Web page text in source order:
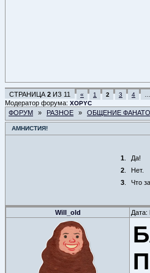
СТРАНИЦА 2 ИЗ 11 « 1 2 3 4
Модератор форума: XOPYC
ФОРУМ » РАЗНОЕ » ОБЩЕНИЕ
АМНИСТИЯ!
1.
Да!
2.
Нет.
3.
Что
Will_old